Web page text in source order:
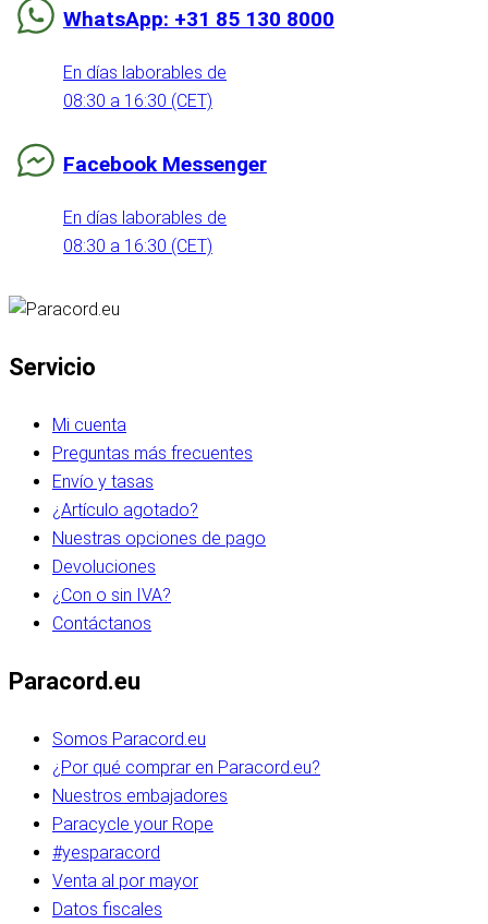
WhatsApp: +31 85 130 8000
En días laborables de
08:30 a 16:30 (CET)
Facebook Messenger
En días laborables de
08:30 a 16:30 (CET)
Servicio
Mi cuenta
Preguntas más frecuentes
Envío y tasas
¿Artículo agotado?
Nuestras opciones de pago
Devoluciones
¿Con o sin IVA?
Contáctanos
Paracord.eu
Somos Paracord.eu
¿Por qué comprar en Paracord.eu?
Nuestros embajadores
Paracycle your Rope
#yesparacord
Venta al por mayor
Datos fiscales